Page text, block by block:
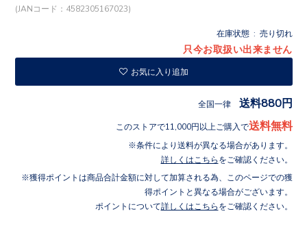
(JANコード：4582305167023)
在庫状態 : 売り切れ
只今お取扱い出来ません
お気に入り追加
全国一律 送料880円
このストアで11,000円以上ご購入で送料無料
条件により送料が異なる場合があります。
詳しくはこちら をご確認ください。
獲得ポイントは商品合計金額に対して加算される為、このページでの獲
得ポイントと異なる場合がございます。
ポイントについて詳しくはこちら をご確認ください。